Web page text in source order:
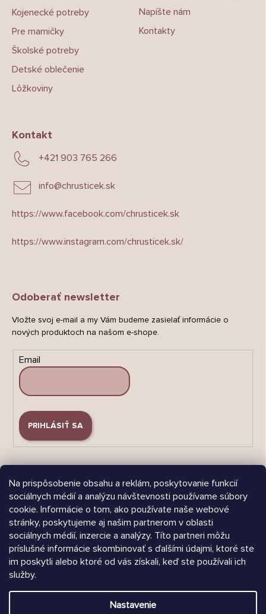
Na prispôsobenie obsahu a reklám, poskytovanie funkcií
sociálnych médií a analýzu návštevnosti používame súbory
cookie. Informácie o tom, ako používate naše webové
stránky, poskytujeme aj našim partnerom v oblasti
sociálnych médií, inzercie a analýzy. Títo partneri môžu
príslušné informácie skombinovať s ďalšími údajmi, ktoré ste
im poskytli alebo ktoré od vás získali, keď ste používali ich
služby.
Nastavenie
Kojenecké potreby
Pre mamičky
Školské potreby
Detské oblečenie
Lôžkoviny
Napíšte nám
Kontakty
Kontakt
info@chrusticek.sk
+421 903 765 266
https://www.facebook.com/chrusticek.sk
https://www.instagram.com/chrusticek.sk/
Odoberať newsletter
Vložte svoj e-mail a my Vám budeme zasielať informácie o
nových produktoch na našom e-shope.
Email
PRIHLÁSIŤ SA
Árukereső.hu
Vytvoril Shoptet